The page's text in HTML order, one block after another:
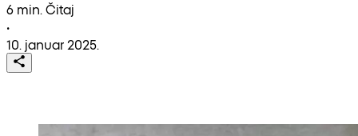
6 min. Čitaj
•
10. januar 2025.